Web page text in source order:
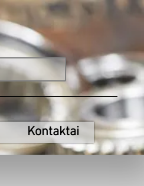
Kontaktai